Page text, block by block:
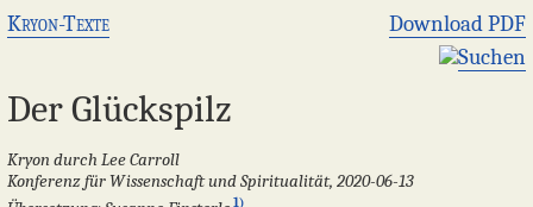
Kryon-Texte
Download PDF
Suchen
Der Glückspilz
Kryon durch Lee Carroll
Konferenz für Wissenschaft und Spiritualität, 2020-06-13
1)